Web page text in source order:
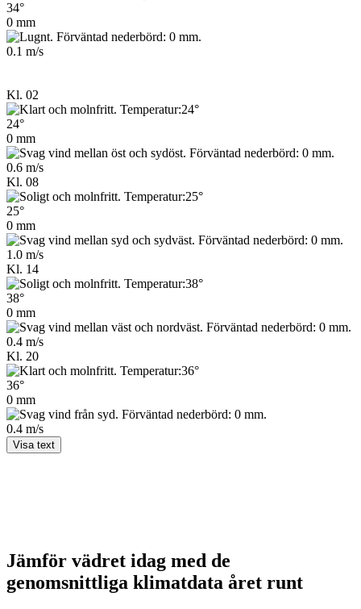
34°
0 mm
0.1 m/s
Kl. 02
24°
0 mm
0.6 m/s
Kl. 08
25°
0 mm
1.0 m/s
Kl. 14
38°
0 mm
0.4 m/s
Kl. 20
36°
0 mm
0.4 m/s
Visa text
Jämför vädret idag med de
genomsnittliga klimatdata året runt